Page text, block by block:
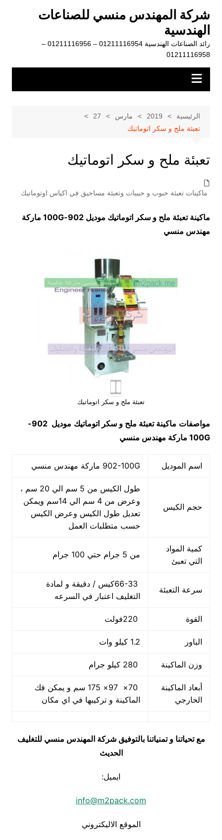
المحتوى
شركة المهندس منسي للصناعات
الهندسية
رائد الصناعات الهندسية 01211116954 – 01211116956 –
01211116958
الرئيسية 2019 مارس
27
تعبئة ملح و سكر اتوماتيك
تعبئة ملح و سكر اتوماتيك
ماكينات تعبئة حبوب و حبيبات وتعبئة مساحيق في اكياس اوتوماتيك
ماكينة تعبئة ملح و سكر اتوماتيك موديل 902-100G
ماركة
مهندس منسي
تعبئة ملح و سكر اتوماتيك
مواصفات ماكينةتعبئة ملح و سكر اتوماتيك موديل
902-
100Gماركة مهندس منسي
اسم الموديل 902-100G ماركة مهندس منسي
حجم الكيس
طول الكيس من 5 سم الي 20 سم ،
وعرض من 4 سم الي 14سم ويمكن
تعديل طول الكيس وعرض الكيس
حسب متطلبات العمل
كمية المواد
التي تعبئ
من 5 جرام حتي 100 جرام
سرعة التعبئة
66-33كيس / دقيقة و لمادة
التغليف اعتبار في السرعه
القوة
الباور 1.2 كيلو وات
وزن الماكينة
أبعاد الماكينة
الخارجي
70× 97× 175 سم و يمكن فك
الماكينة و تركيبها في اي مكان
مع تحياتنا و تمنياتنا بالتوفيق شركة المهندس منسي للتغليف
الحديث
ايميل:
info@m2pack.com
الموقع الاليكتروني